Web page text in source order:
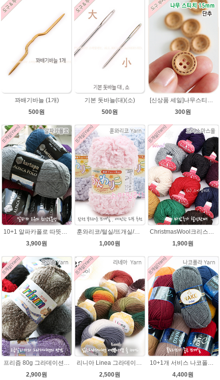
꽈배기바늘 (1개)
500원
기본 돗바늘(대)(소)
500원
300원
3,900원
훈와리코/털실/뜨개실/뜨개질실/손뜨개실/목도리털실/뜨게실/뜨게질/손뜨개질실
1,000원
1,900원
프리즘 80g 그라데이션 나염뜨개실 알파카울 목도리뜨기 뜨게실 뜨개질실
2,900원
리니아 Linea 그라데이션 나염 뜨개실 목도리털실 뜨개실
2,500원
10+1개 서비스 나코폴라 털실/폴라뜨개실 목도리뜨개질 수입뜨개실
4,400원